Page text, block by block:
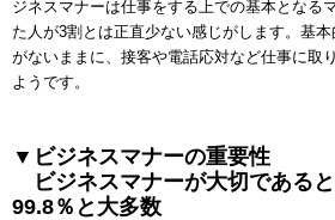
ジネスマナーは仕事をする上での基本となる
た人が3割とは正直少ない感じがします。基
がないままに、接客や電話応対など仕事に取
ようです。
▼ビジネスマナーの重要性
ビジネスマナーが大切である
99.8％と大多数